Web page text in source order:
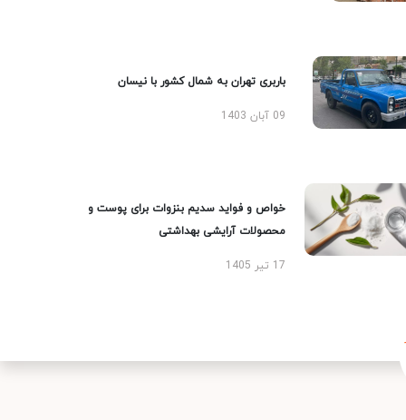
باربری تهران به شمال کشور با نیسان
09 آبان 1403
خواص و فواید سدیم بنزوات برای پوست و
محصولات آرایشی بهداشتی
17 تیر 1405